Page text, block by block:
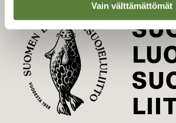
Vain välttämättömät